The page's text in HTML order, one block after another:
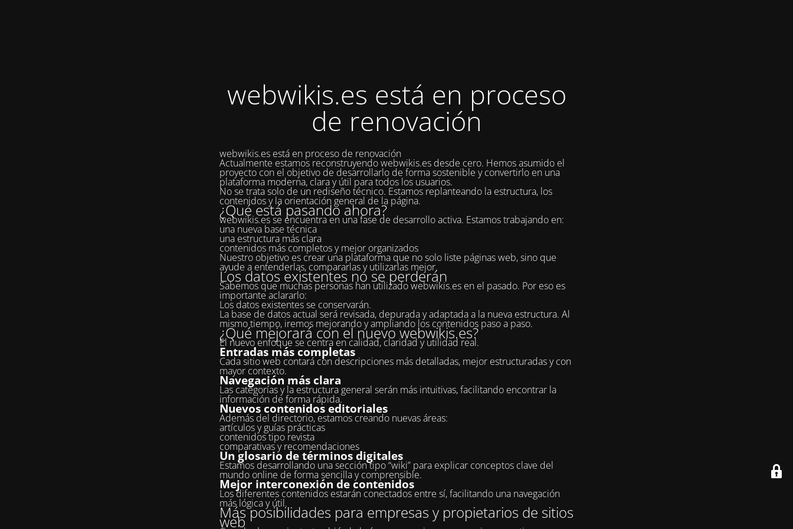
webwikis.es está en proceso
de renovación
webwikis.es está en proceso de renovación
Actualmente estamos reconstruyendo webwikis.es desde cero. Hemos asumido el
proyecto con el objetivo de desarrollarlo de forma sostenible y convertirlo en una
plataforma moderna, clara y útil para todos los usuarios.
No se trata solo de un rediseño técnico. Estamos replanteando la estructura, los
contenidos y la orientación general de la página.
¿Qué está pasando ahora?
webwikis.es se encuentra en una fase de desarrollo activa. Estamos trabajando en:
una nueva base técnica
una estructura más clara
contenidos más completos y mejor organizados
Nuestro objetivo es crear una plataforma que no solo liste páginas web, sino que
ayude a entenderlas, compararlas y utilizarlas mejor.
Los datos existentes no se perderán
Sabemos que muchas personas han utilizado webwikis.es en el pasado. Por eso es
importante aclararlo:
Los datos existentes se conservarán.
La base de datos actual será revisada, depurada y adaptada a la nueva estructura. Al
mismo tiempo, iremos mejorando y ampliando los contenidos paso a paso.
¿Qué mejorará con el nuevo webwikis.es?
El nuevo enfoque se centra en calidad, claridad y utilidad real.
Entradas más completas
Cada sitio web contará con descripciones más detalladas, mejor estructuradas y con
mayor contexto.
Navegación más clara
Las categorías y la estructura general serán más intuitivas, facilitando encontrar la
información de forma rápida.
Nuevos contenidos editoriales
Además del directorio, estamos creando nuevas áreas:
artículos y guías prácticas
contenidos tipo revista
comparativas y recomendaciones
Un glosario de términos digitales
Estamos desarrollando una sección tipo “wiki” para explicar conceptos clave del
mundo online de forma sencilla y comprensible.
Mejor interconexión de contenidos
Los diferentes contenidos estarán conectados entre sí, facilitando una navegación
más lógica y útil.
Más posibilidades para empresas y propietarios de sitios
web